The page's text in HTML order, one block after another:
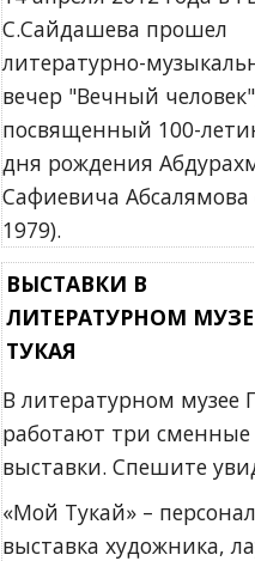
С.Сайдашева прошел
литературно-
вечер "Вечный
посвященный 100-
дня рождения
Сафиевича Абсалямова
1979).
ВЫСТАВКИ В
ЛИТЕРАТУРНОМ
ТУКАЯ
В литературном музее
работают три сменные
выставки. Спешите
«Мой Тукай» –
выставка художника,